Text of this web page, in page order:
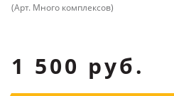
(Арт. Много комплексов)
1 500 руб.